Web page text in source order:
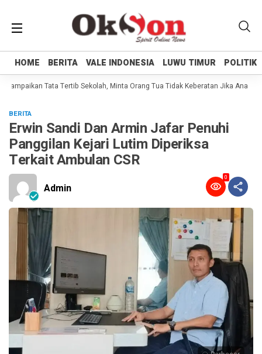
HOME BERITA VALE INDONESIA LUWU TIMUR POLITIK
HOME BERITA VALE INDONESIA LUWU TIMUR POLITIK
Sampaikan Tata Tertib Sekolah, Minta Orang Tua Tidak Keberatan Jika Anaknya
BERITA
Erwin Sandi Dan Armin Jafar Penuhi
Panggilan Kejari Lutim Diperiksa
Terkait Ambulan CSR
Admin
0